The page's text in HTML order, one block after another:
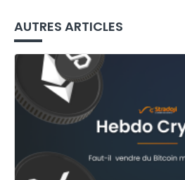
AUTRES ARTICLES